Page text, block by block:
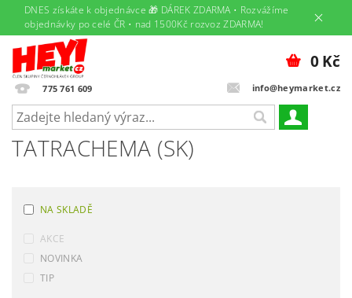
DNES získáte k objednávce 🎁 DÁREK ZDARMA • Rozvážíme
objednávky po celé ČR • nad 1500Kč rozvoz ZDARMA!
775 761 609 info@heymarket.cz
0 Kč
TATRACHEMA (SK)
NA SKLADĚ
AKCE
NOVINKA
TIP